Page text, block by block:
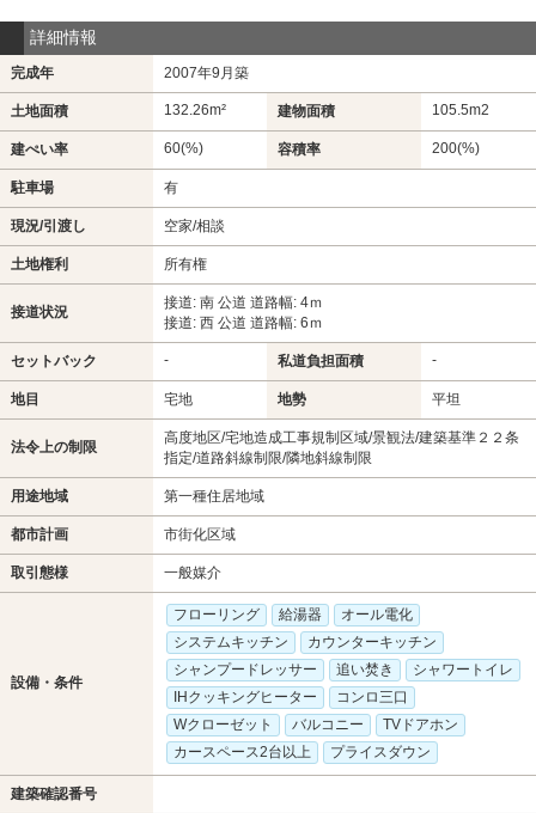
詳細情報
完成年 2007年9月築
土地面積 132.26m² 建物面積 105.5m2
建ぺい率 60(%) 容積率 200(%)
駐車場 有
現況/引渡し 空家/相談
土地権利 所有権
接道状況
接道: 南 公道 道路幅: 4ｍ
接道: 西 公道 道路幅: 6ｍ
セットバック - 私道負担面積 -
地目 宅地 地勢 平坦
法令上の制限
高度地区/宅地造成工事規制区域/景観法/建築基準２２条
指定/道路斜線制限/隣地斜線制限
用途地域 第一種住居地域
都市計画 市街化区域
取引態様 一般媒介
設備・条件
フローリング 給湯器
オール電化
システムキッチン
カウンターキッチン
シャンプードレッサー
追い焚き
シャワートイレ
IHクッキングヒーター
コンロ三口
Wクローゼット
バルコニー
TVドアホン
カースペース2台以上
プライスダウン
建築確認番号